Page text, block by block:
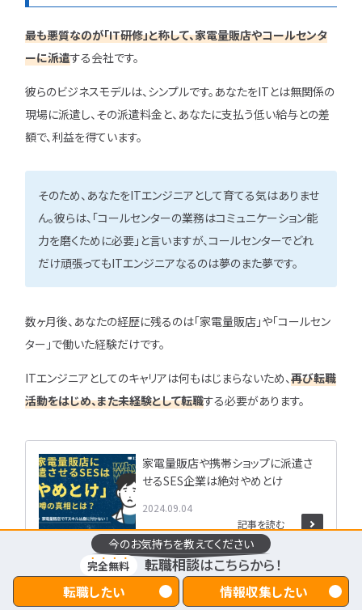
今のお気持ちを教えてください
完全無料 転職相談はこちらから！
転職したい 情報収集したい
最も悪質なのが「IT研修」と称して、家電量販店やコールセンタ
ーに派遣する会社です。
彼らのビジネスモデルは、シンプルです。あなたをITとは無関係の
現場に派遣し、その派遣料金と、あなたに支払う低い給与との差
額で、利益を得ています。
そのため、あなたをITエンジニアとして育てる気はありませ
ん。彼らは、「コールセンターの業務はコミュニケーション能
力を磨くために必要」と言いますが、コールセンターでどれ
だけ頑張ってもITエンジニアなるのは夢のまた夢です。
数ヶ月後、あなたの経歴に残るのは「家電量販店」や「コールセン
ター」で働いた経験だけです。
ITエンジニアとしてのキャリアは何もはじまらないため、再び転職
活動をはじめ、また未経験として転職する必要があります。
2024.09.04
家電量販店や携帯ショップに派遣さ
せるSES企業は絶対やめとけ
記事を読む
5-2.ずさんな研修で基礎が身に付かない